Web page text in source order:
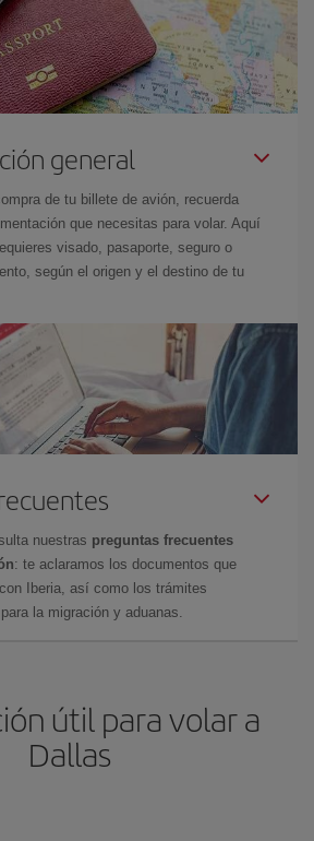
general
de tu billete de avión, recuerda
que necesitas para volar. Aquí
visado, pasaporte, seguro o
según el origen y el destino de tu
nuestras preguntas frecuentes
: te aclaramos los documentos que
Iberia, así como los trámites
la migración y aduanas.
útil para volar a
Dallas